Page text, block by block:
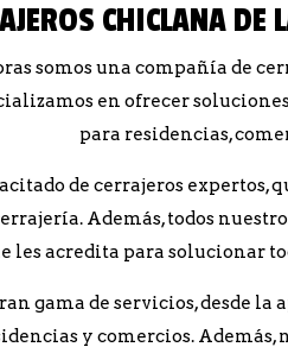
CHICLANA
somos una compañía de
en ofrecer
para residencias,
de cerrajeros expertos,
Además, todos
les acredita para solucionar
gama de servicios, desde
y comercios.